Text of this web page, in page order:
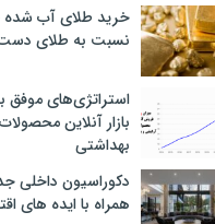
خرید طلای آب شده
نسبت به طلای دست
استراتژی‌های موفق
بازار آنلاین
بهداشتی
دکوراسیون داخلی
همراه با ایده های